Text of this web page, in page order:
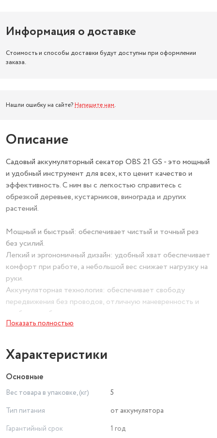
Информация о доставке
Стоимость и способы доставки будут доступны при оформлении
заказа.
Нашли ошибку на сайте? Напишите нам.
Описание
Садовый аккумуляторный секатор OBS 21 GS - это мощный
и удобный инструмент для всех, кто ценит качество и
эффективность. С ним вы с легкостью справитесь с
обрезкой деревьев, кустарников, винограда и других
растений.
Мощный и быстрый: обеспечивает чистый и точный рез
без усилий.
Легкий и эргономичный дизайн: удобный хват обеспечивает
комфорт при работе, а небольшой вес снижает нагрузку на
руки.
Аккумуляторная технология: обеспечивает свободу
передвижения без проводов, отличную маневренность и
удобство работы.
Долговечный и надежный: изготовлен из
продолжительный срок службы.
Регулируемая глубина реза: позволяет точно
контролировать размер среза.
инструмента при работе с твердой древесиной.
Показать полностью
Характеристики
Основные
Вес товара в упаковке, (кг)
5
Тип питания
от аккумулятора
Гарантийный срок
1 год